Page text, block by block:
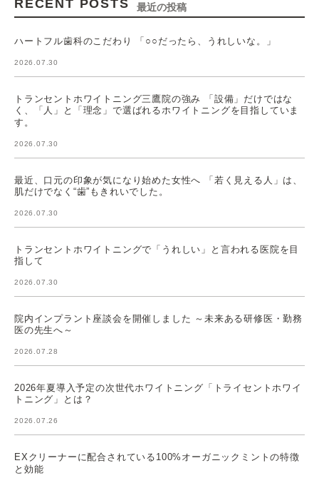
RECENT POSTS 最近の投稿
ハートフル歯科のこだわり 「○○だったら、うれしいな。」
2026.07.30
トランセントホワイトニング三鷹院の強み 「設備」だけではな
く、「人」と「理念」で選ばれるホワイトニングを目指していま
す。
2026.07.30
最近、口元の印象が気になり始めた女性へ 「若く見える人」は、
肌だけでなく“歯”もきれいでした。
2026.07.30
トランセントホワイトニングで「うれしい」と言われる医院を目
指して
2026.07.30
院内インプラント座談会を開催しました ～未来ある研修医・勤務
医の先生へ～
2026.07.28
2026年夏導入予定の次世代ホワイトニング「トライセントホワイ
トニング」とは？
2026.07.26
EXクリーナーに配合されている100%オーガニックミントの特徴
と効能